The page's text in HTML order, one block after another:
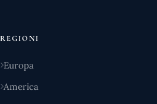
REGIONI
Europa
America